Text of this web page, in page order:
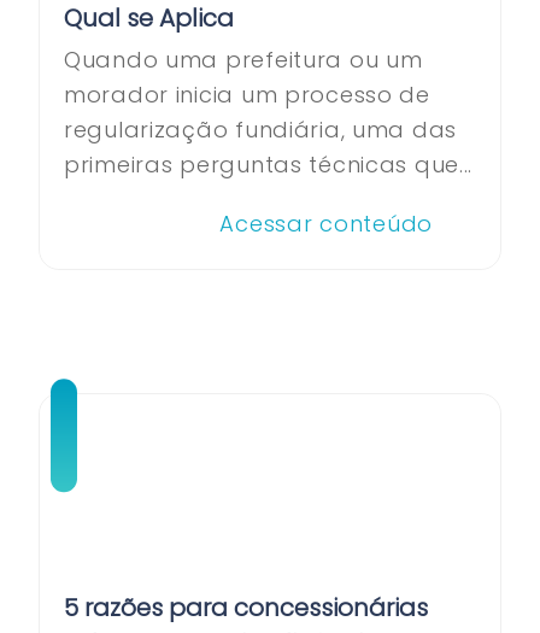
Qual se Aplica
Quando uma prefeitura ou um
morador inicia um processo de
regularização fundiária, uma das
primeiras perguntas técnicas que...
Acessar conteúdo
5 razões para concessionárias